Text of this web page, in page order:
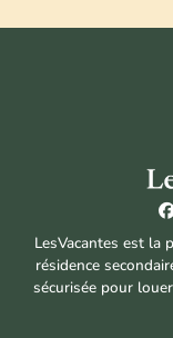
LesVacantes est la
résidence
sécurisée pour